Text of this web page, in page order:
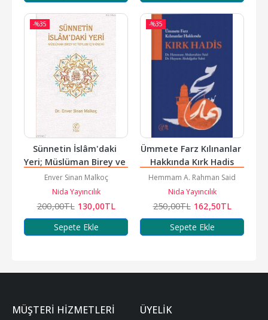
-%35
Sünnetin İslâm'daki
Yeri; Müslüman Birey ve
Toplum İçin Önemi
Enver Sinan Malkoç
Nida Yayıncılık
200,00TL 130,00TL
Sepete Ekle
-%35
Ümmete Farz Kılınanlar
Hakkında Kırk Hadis
Hemmam A. Rahman Said
Nida Yayıncılık
250,00TL 162,50TL
Sepete Ekle
MÜŞTERI HIZMETLERI ÜYELIK